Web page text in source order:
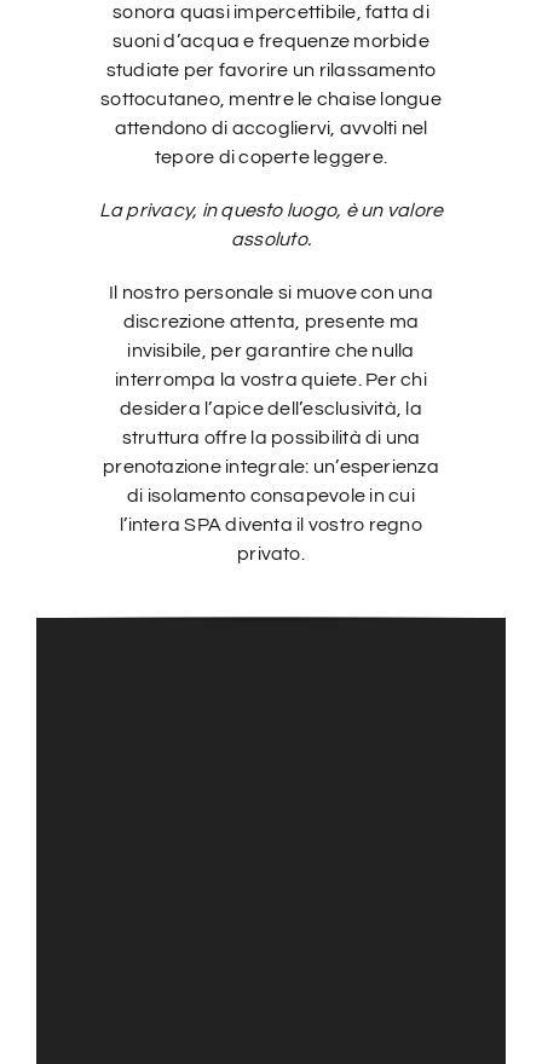
sonora quasi impercettibile, fatta di
suoni d’acqua e frequenze morbide
studiate per favorire un rilassamento
sottocutaneo, mentre le chaise longue
attendono di accogliervi, avvolti nel
tepore di coperte leggere.
La privacy, in questo luogo, è un valore
assoluto.
Il nostro personale si muove con una
discrezione attenta, presente ma
invisibile, per garantire che nulla
interrompa la vostra quiete. Per chi
desidera l’apice dell’esclusività, la
struttura offre la possibilità di una
prenotazione integrale: un’esperienza
di isolamento consapevole in cui
l’intera SPA diventa il vostro regno
privato.